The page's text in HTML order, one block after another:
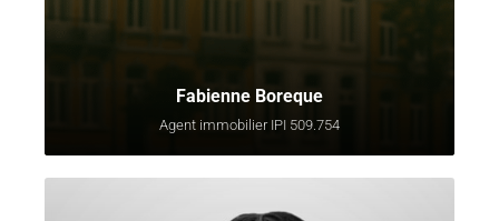
Fabienne Boreque
Agent immobilier IPI 509.754